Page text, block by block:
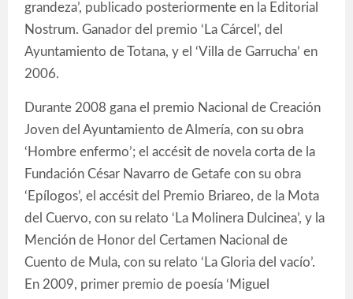
grandeza’, publicado posteriormente en la Editorial
Nostrum. Ganador del premio ‘La Cárcel’, del
Ayuntamiento de Totana, y el ‘Villa de Garrucha’ en
2006.
Durante 2008 gana el premio Nacional de Creación
Joven del Ayuntamiento de Almería, con su obra
‘Hombre enfermo’; el accésit de novela corta de la
Fundación César Navarro de Getafe con su obra
‘Epílogos’, el accésit del Premio Briareo, de la Mota
del Cuervo, con su relato ‘La Molinera Dulcinea’, y la
Mención de Honor del Certamen Nacional de
Cuento de Mula, con su relato ‘La Gloria del vacío’.
En 2009, primer premio de poesía ‘Miguel